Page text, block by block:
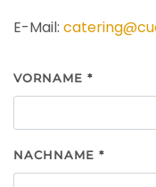
E-Mail:
VORNAME *
NACHNAME *